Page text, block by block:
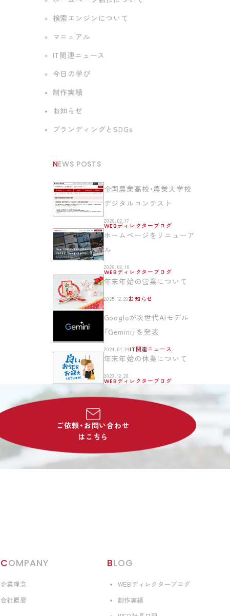
検索エンジンについて
マニュアル
IT関連ニュース
今日の学び
制作実績
お知らせ
ブランディングとSDGs
NEWS POSTS
全国農業高校・農業大学校
デジタルコンテスト
2026.02.17
WEBディレクターブログ
ホームページをリニューア
ル
2026.02.10
WEBディレクターブログ
年末年始の営業について
2025.12.29 お知らせ
Googleが次世代AIモデル
「Gemini」を発表
2024.01.24IT関連ニュース
年末年始の休業について
2023.12.28
WEBディレクターブログ
ご依頼・お問い合わせ
はこちら
COMPANY
企業理念
会社概要
BLOG
WEBディレクターブログ
制作実績